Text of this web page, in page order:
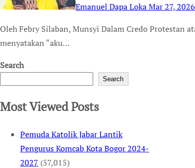
Emanuel Dapa LokaMar 27, 2026
Oleh Febry Silaban, Munsyi Dalam Credo Protestan atau sering disebut “Pengakuan Iman Rasuli”, ada bagian yang
menyatakan “aku…
Search
Search
Most Viewed Posts
Pemuda Katolik Jabar Lantik
Pengurus Komcab Kota Bogor 2024-
2027 (57,015)